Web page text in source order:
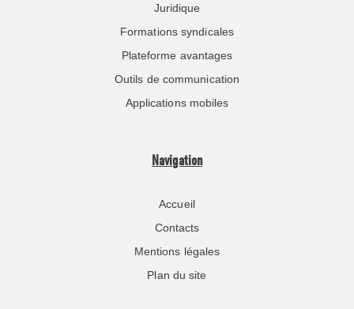
Juridique
Formations syndicales
Plateforme avantages
Outils de communication
Applications mobiles
Navigation
Accueil
Contacts
Mentions légales
Plan du site